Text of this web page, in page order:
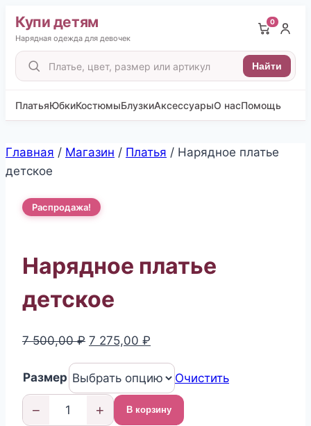
Купи детям
Нарядная одежда для девочек
Поиск
товаров
Найти
0
ПлатьяЮбкиКостюмыБлузкиАксессуарыО насПомощь
Перейти
к
Главная / Магазин / Платья / Нарядное платье
детское
Распродажа!
Нарядное платье
детское
7 500,00₽ Первоначальная
составляла
7
500,00 ₽.
7 275,00 ₽
7
275,00 ₽.
Размер Очистить
Количество
− + В корзину